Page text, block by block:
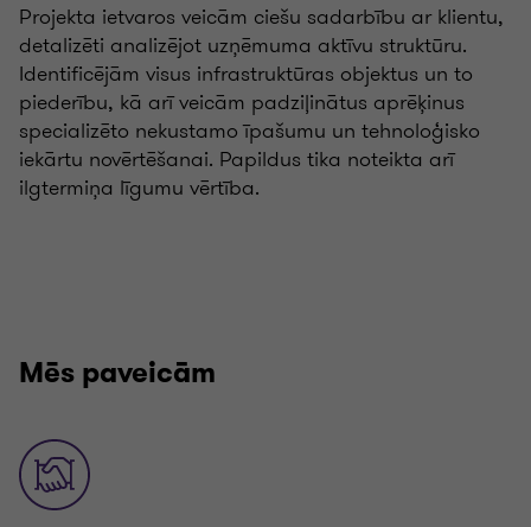
Projekta ietvaros veicām ciešu sadarbību ar klientu,
detalizēti analizējot uzņēmuma aktīvu struktūru.
Identificējām visus infrastruktūras objektus un to
piederību, kā arī veicām padziļinātus aprēķinus
specializēto nekustamo īpašumu un tehnoloģisko
iekārtu novērtēšanai. Papildus tika noteikta arī
ilgtermiņa līgumu vērtība.
Mēs paveicām